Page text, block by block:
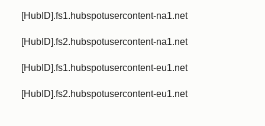
[HubID].fs1.hubspotusercontent-na1.net
[HubID].fs2.hubspotusercontent-na1.net
[HubID].fs1.hubspotusercontent-eu1.net
[HubID].fs2.hubspotusercontent-eu1.net